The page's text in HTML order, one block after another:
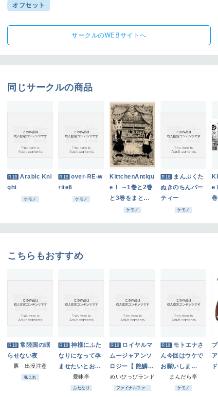
オフセット
サークルのWEBサイトへ
同じサークルの商品
R18 Arabic Kni
ght
ケモノ
R18 over-RE-w
rite6
ケモノ
KittchenAntiqu
eⅠ ～1巻と2巻
と3巻をまとめ
た風味～【価格
ケモノ
R18 まんぷくた
ぬきのちんパー
ティー
ケモノ
こちらもおすすめ
R18 常陸国の眠
らせない夜
豚 出没注意
魂これ
R18 神様にふた
なりになって孕
ませたいとお願
いした話
愛昧亭
ふたなり
R18 ロイヤルマ
ムージャアンソ
ロジー【 艶鱗
― Lustrous Sc
ales ― 】
めいぴっぴランド
ファイナルファ...
R18 モトエナさ
ん今回はウケで
お願いしま
す！！
まんだら亭
ケモノ
ド